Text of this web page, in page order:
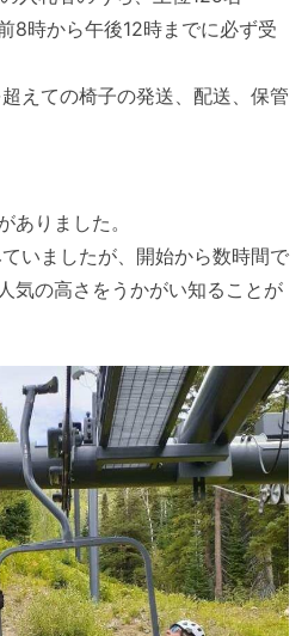
8時から午後12時までに必ず受
の椅子の発送、配送、保管
ありました。
いましたが、開始から数時間で
気の高さをうかがい知ることが